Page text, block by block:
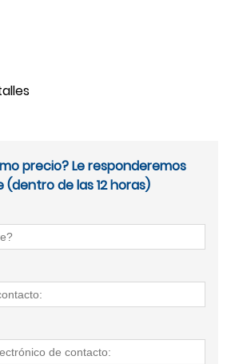
precio? Le responderemos
(dentro de las 12 horas)